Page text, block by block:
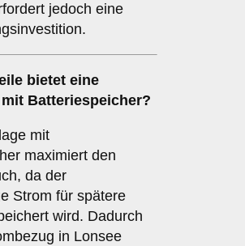
jedoch eine
bietet eine
mit Batteriespeicher?
mit
maximiert den
da der
Strom für spätere
wird. Dadurch
in Lonsee